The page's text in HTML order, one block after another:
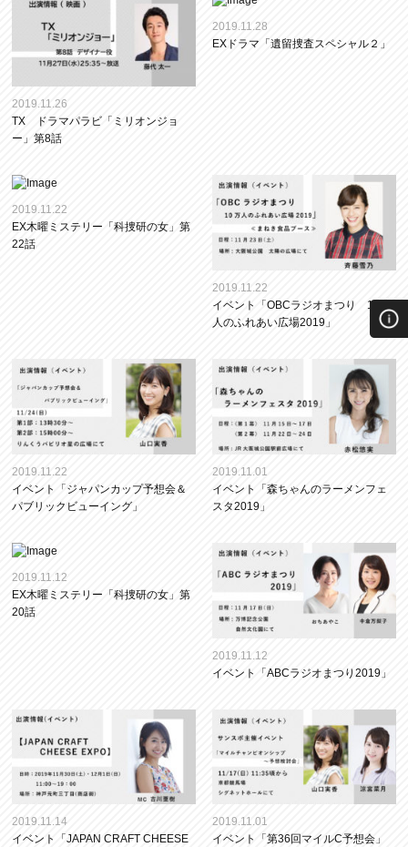
2019.11.26
TX ドラマパラビ「ミリオンジョ
ー」第8話
2019.11.28
EXドラマ「遺留捜査スペシャル２」
2019.11.22
EX木曜ミステリー「科捜研の女」第
22話
2019.11.22
イベント「OBCラジオまつり 10万
人のふれあい広場2019」
2019.11.22
イベント「ジャパンカップ予想会＆
パブリックビューイング」
2019.11.01
イベント「森ちゃんのラーメンフェ
スタ2019」
2019.11.12
EX木曜ミステリー「科捜研の女」第
20話
2019.11.12
イベント「ABCラジオまつり2019」
2019.11.14
イベント「JAPAN CRAFT CHEESE
2019.11.01
イベント「第36回マイルC予想会」